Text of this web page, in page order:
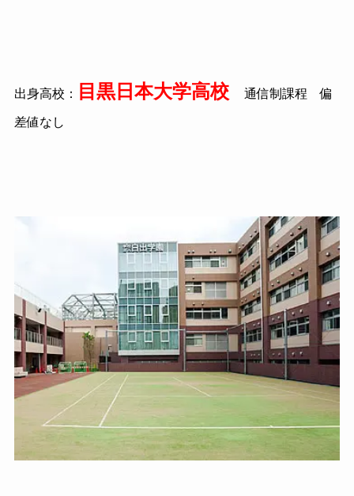
出身高校： 目黒日本大学高校 通信制課程 偏
差値なし